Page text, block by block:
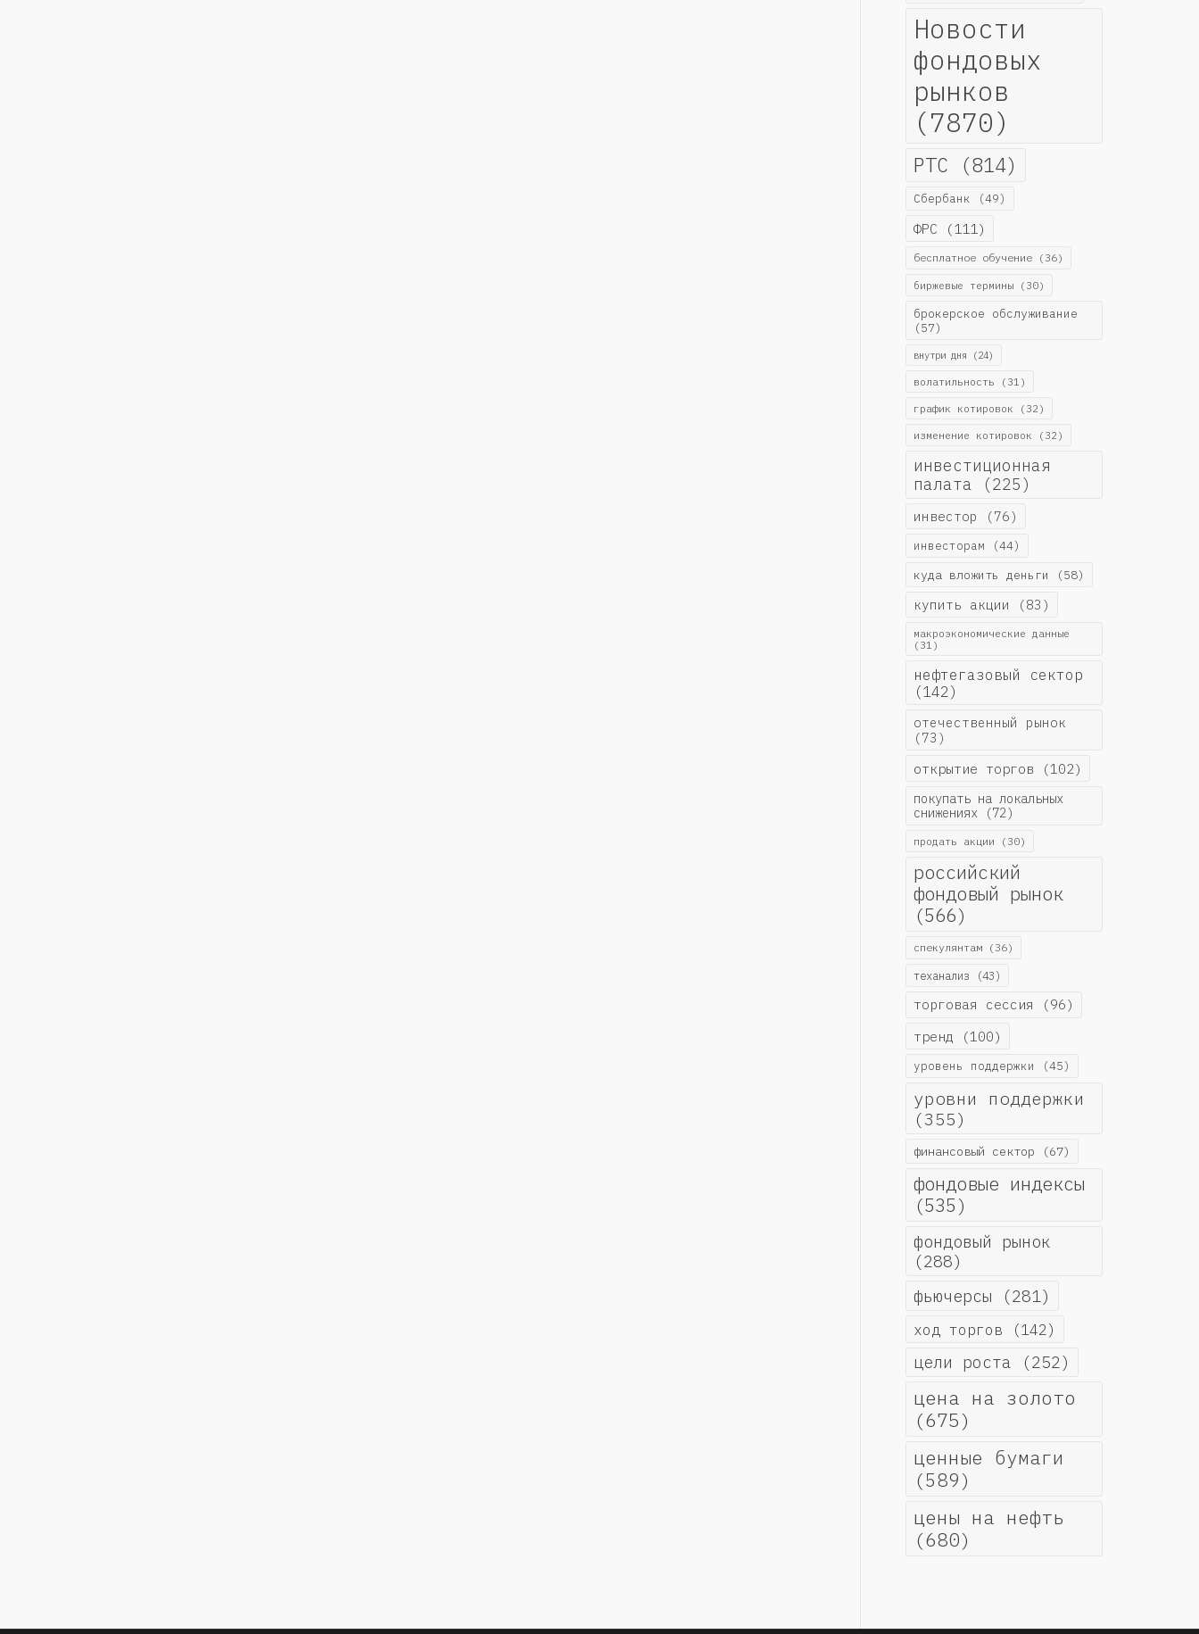
Новости
фондовых
рынков
(7870)
РТС (814)
Сбербанк (49)
ФРС (111)
бесплатное обучение(36)
биржевые термины(30)
брокерское обслуживание
(57)
внутри дня (24)
волатильность (31)
график котировок (32)
изменение котировок (32)
инвестиционная
палата (225)
инвестор (76)
инвесторам (44)
куда вложить деньги (58)
купить акции (83)
макроэкономические данные
(31)
нефтегазовый сектор
(142)
отечественный рынок
(73)
открытие торгов (102)
покупать на локальных
снижениях(72)
продать акции (30)
российский
фондовый рынок
(566)
спекулянтам(36)
теханализ (43)
торговая сессия (96)
тренд (100)
уровень поддержки (45)
уровни поддержки
(355)
финансовый сектор (67)
фондовые индексы
(535)
фондовый рынок
(288)
фьючерсы (281)
ход торгов (142)
цели роста (252)
цена на золото
(675)
ценные бумаги
(589)
цены на нефть
(680)